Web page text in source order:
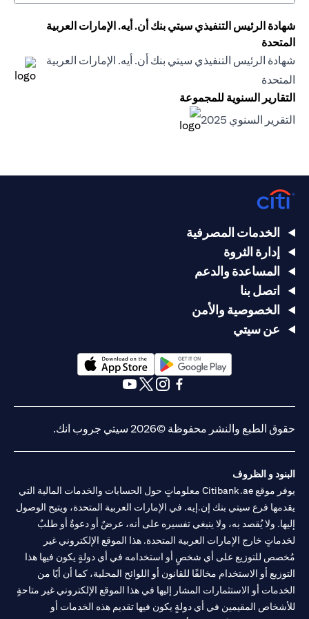
شهادة الرئيس التنفيذي سيتي بنك أن. أيه. الإمارات العربية
المتحدة
شهادة الرئيس التنفيذي سيتي بنك أن. أيه. الإمارات العربية
المتحدة
التقارير السنوية للمجموعة
التقرير السنوي 2025
(opens in a new tab)
الخدمات المصرفية
إدارة الثروة
المساعدة والدعم
اتصل بنا
الخصوصية والأمن
عن سيتي
(opens in a new tab)
حقوق الطبع والنشر محفوظة ©2026 سيتي جروب انك.
البنود و الظروف
يوفر موقع Citibank.ae معلوماتٍ حول الحسابات والخدمات المالية التي
يقدمها فرع سيتي بنك إن.إيه. في الإمارات العربية المتحدة، ويتيح الوصول
إليها. ولا يُقصد به، ولا ينبغي تفسيره على أنه، عرضٌ أو دعوةٌ أو طلبٌ
لخدماتٍ خارج الإمارات العربية المتحدة. هذا الموقع الإلكتروني غير
مُخصص للتوزيع على أي شخصٍ أو استخدامه في أي دولةٍ يكون فيها هذا
التوزيع أو الاستخدام مخالفًا للقانون أو اللوائح المحلية، كما أن أيًا من
الخدمات أو الاستثمارات المشار إليها في هذا الموقع الإلكتروني غير متاحةٍ
للأشخاص المقيمين في أي دولةٍ يكون فيها تقديم هذه الخدمات أو